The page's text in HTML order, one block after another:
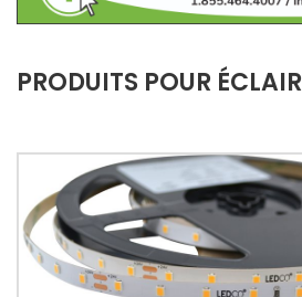
PRODUITS POUR